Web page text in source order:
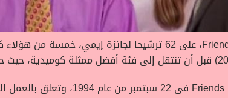
، على 62 ترشيحا لجائزة إيمي، خمسة من
Friends